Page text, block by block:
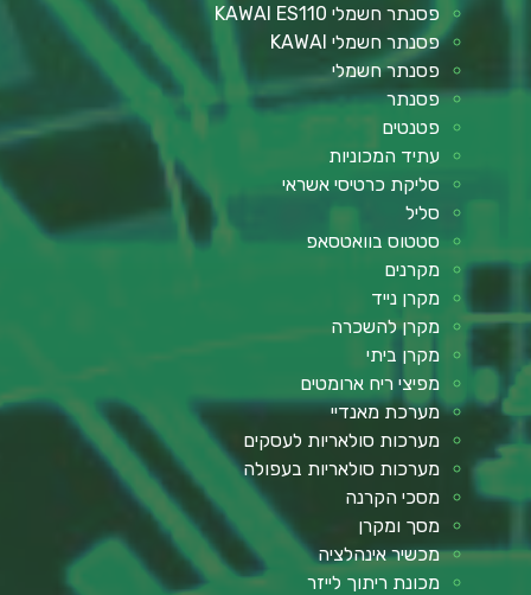
פסנתר חשמלי KAWAI ES110
פסנתר חשמלי KAWAI
פסנתר חשמלי
פסנתר
פטנטים
עתיד המכוניות
סליקת כרטיסי אשראי
סליל
סטטוס בוואטסאפ
מקרנים
מקרן נייד
מקרן להשכרה
מקרן ביתי
מפיצי ריח ארומטים
מערכת מאנדיי
מערכות סולאריות לעסקים
מערכות סולאריות בעפולה
מסכי הקרנה
מסך ומקרן
מכשיר אינהלציה
מכונת ריתוך לייזר